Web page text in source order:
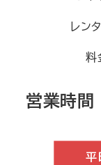
レン
料
営業時間
平